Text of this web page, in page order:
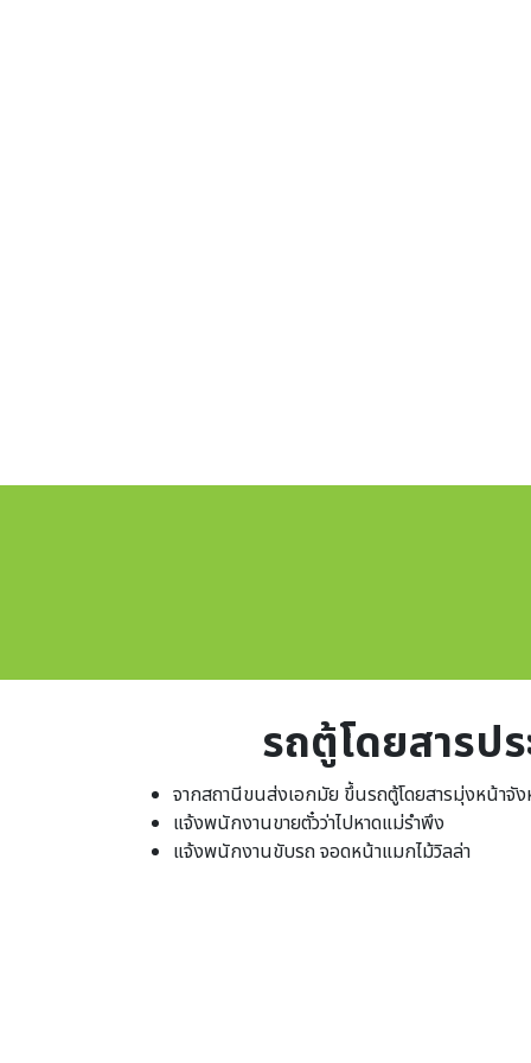
รถตู้โดยสารป
จากสถานีขนส่งเอกมัย ขึ้นรถตู้โดยสารมุ่งหน้าจัง
แจ้งพนักงานขายตั๋วว่าไปหาดแม่รำพึง
แจ้งพนักงานขับรถ จอดหน้าแมกไม้วิลล่า